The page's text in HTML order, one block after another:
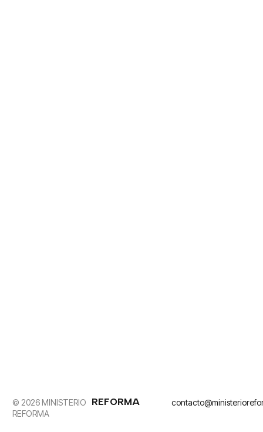
© 2026 MINISTERIO
REFORMA
REFORMA